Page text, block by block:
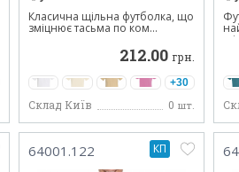
Класична щільна футболка, що
зміцнює тасьма по ком...
212.00 грн.
+30
Склад Київ 0 шт.
64001.122 КП